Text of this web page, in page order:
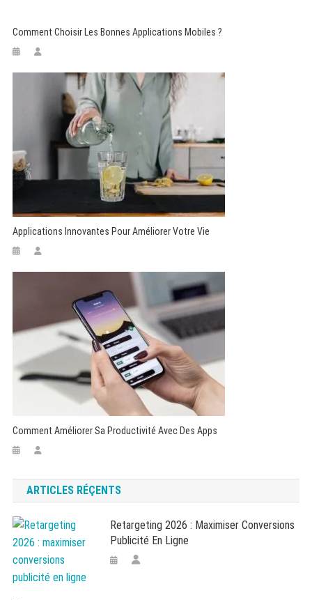
Comment Choisir Les Bonnes Applications Mobiles ?
Applications Innovantes Pour Améliorer Votre Vie
Comment Améliorer Sa Productivité Avec Des Apps
ARTICLES RÉÇENTS
Retargeting 2026 : Maximiser Conversions
Publicité En Ligne